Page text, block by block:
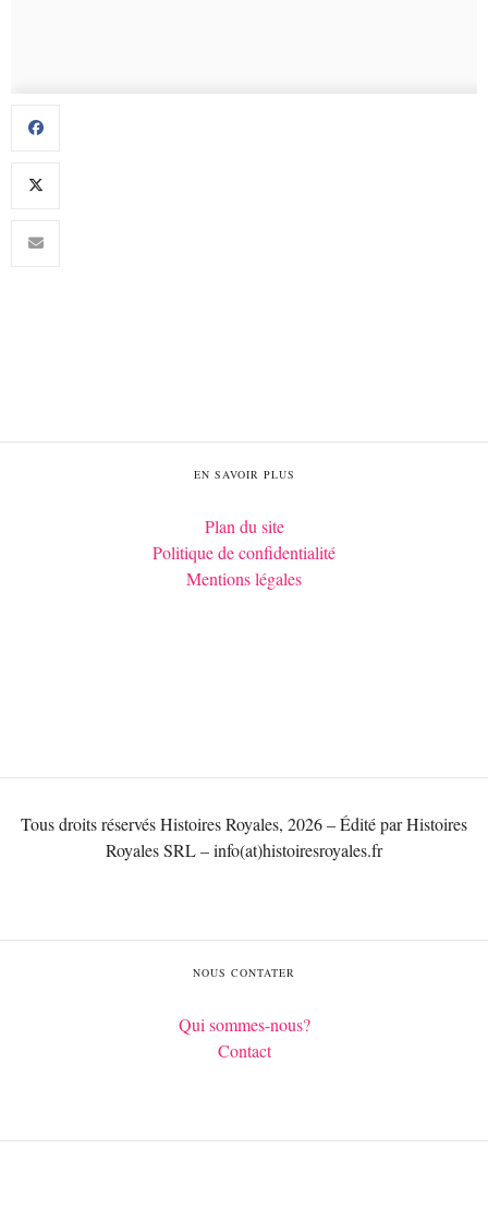
EN SAVOIR PLUS
Plan du site
Politique de confidentialité
Mentions légales
Tous droits réservés Histoires Royales, 2026 – Édité par Histoires
Royales SRL – info(at)histoiresroyales.fr
NOUS CONTATER
Qui sommes-nous?
Contact